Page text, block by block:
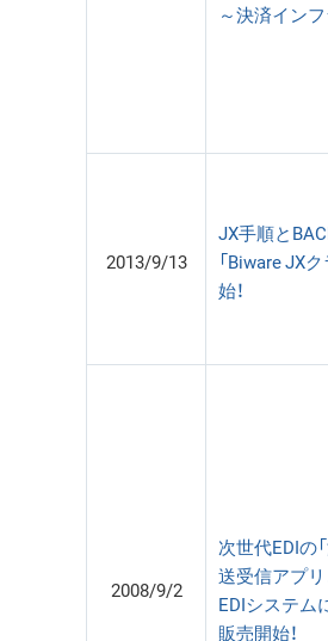
～決済イン
2013/9/13
JX手順と
「Biware JX
始！
2008/9/2
次世代EDIの
送受信アプ
EDIシステム
販売開始！